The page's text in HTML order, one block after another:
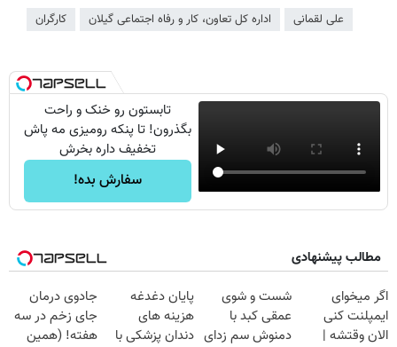
علی لقمانی اداره کل تعاون، کار و رفاه اجتماعی گیلان کارگران
تابستون رو خنک و راحت
بگذرون! تا پنکه رومیزی مه پاش
تخفیف داره بخرش
سفارش بده!
مطالب پیشنهادی
اگر میخوای
ایمپلنت کنی
الان وقتشه |
شست و شوی
عمقی کبد با
دمنوش سم زدای
پایان دغدغه
هزینه های
دندان پزشکی با
جادوی درمان
جای زخم در سه
هفته! (همین